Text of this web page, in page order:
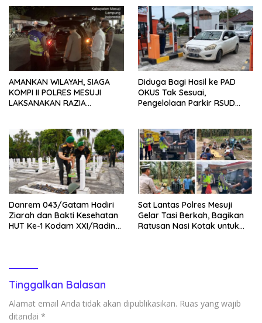
AMANKAN WILAYAH, SIAGA
KOMPI II POLRES MESUJI
LAKSANAKAN RAZIA
Diduga Bagi Hasil ke PAD
OKUS Tak Sesuai,
Pengelolaan Parkir RSUD
Danrem 043/Gatam Hadiri
Ziarah dan Bakti Kesehatan
HUT Ke-1 Kodam XXI/Radin
Sat Lantas Polres Mesuji
Gelar Tasi Berkah, Bagikan
Ratusan Nasi Kotak untuk
Tinggalkan Balasan
Alamat email Anda tidak akan dipublikasikan. Ruas yang wajib
ditandai *